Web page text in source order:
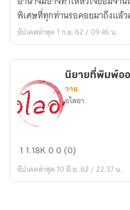
คน
เจ้า
หัวใจ(
รอ
รี
ปริ
นท์
พิเศษที่ทุกท่านรอคอยมาถึงแล้ว
อัปเดตล่าสุด 1 ก.ย. 62 / 09:46 น.
นิยาย
พิมพ์
นิยายที่พิมพ์ออ
วาย
อไลอา
1 1.18K00 (0)
อัปเดตล่าสุด 10 มิ.ย. 62 / 22:37 น.